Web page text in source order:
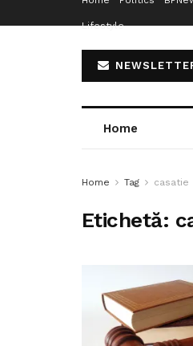
Lifestyle
Home
Home Tag casatie
Etichetă: